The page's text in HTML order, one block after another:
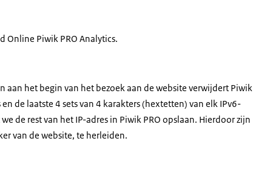
Online Piwik PRO Analytics.
aan het begin van het bezoek aan de website verwijdert Piwik
de laatste 4 sets van 4 karakters (hextetten) van elk IPv6-
de rest van het IP-adres in Piwik PRO opslaan. Hierdoor zijn
van de website, te herleiden.